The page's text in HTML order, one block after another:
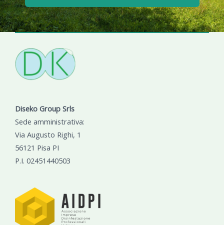
Diseko Group Srls
Sede amministrativa:
Via Augusto Righi, 1
56121 Pisa PI
P.I. 02451440503